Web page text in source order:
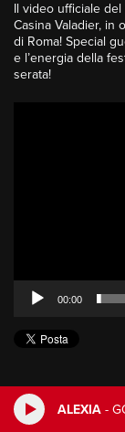
ALEXIA -
Il video ufficiale del
Casina Valadier, in
di Roma! Special
e l’energia della
serata!
00:00